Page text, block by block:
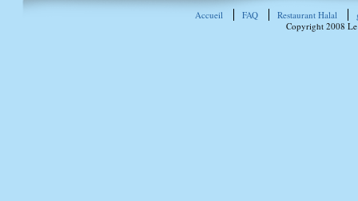
Accueil FAQ Restaurant Halal
Copyright 2008